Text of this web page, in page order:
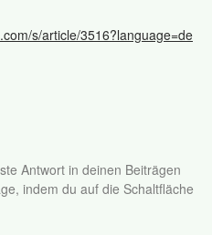
s/article/3516?language=de
Antwort in deinen Beiträgen
indem du auf die Schaltfläche